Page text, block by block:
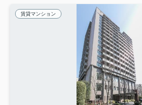
賃貸マンション